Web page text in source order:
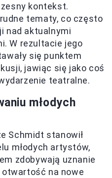
kontekst.
tematy, co często
nad aktualnymi
W rezultacie jego
się punktem
jawiąc się jako coś
teatralne.
młodych
Schmidt stanowił
młodych artystów,
zdobywają uznanie
na nowe